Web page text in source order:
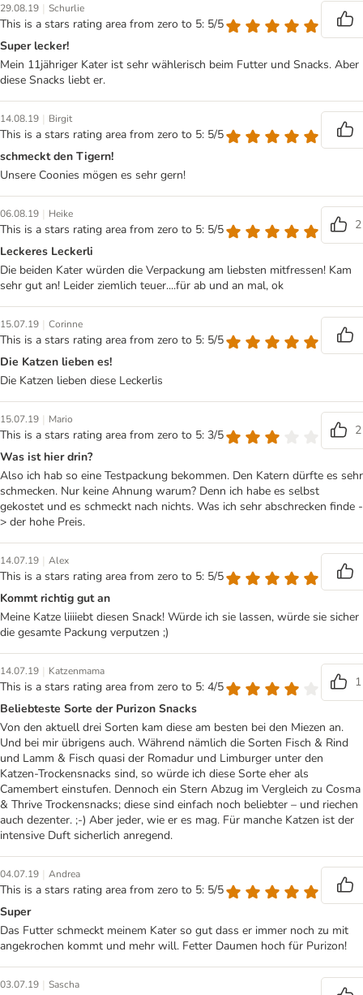
29.08.19 | Schurlie
This is a stars rating area from zero to 5: 5/5
Super lecker!
Mein 11jähriger Kater ist sehr wählerisch beim Futter und Snacks. Aber
diese Snacks liebt er.
14.08.19 | Birgit
This is a stars rating area from zero to 5: 5/5
schmeckt den Tigern!
Unsere Coonies mögen es sehr gern!
06.08.19 | Heike
This is a stars rating area from zero to 5: 5/5
2
Leckeres Leckerli
Die beiden Kater würden die Verpackung am liebsten mitfressen! Kam
sehr gut an! Leider ziemlich teuer....für ab und an mal, ok
15.07.19 | Corinne
This is a stars rating area from zero to 5: 5/5
Die Katzen lieben es!
Die Katzen lieben diese Leckerlis
15.07.19 | Mario
This is a stars rating area from zero to 5: 3/5
2
Was ist hier drin?
Also ich hab so eine Testpackung bekommen. Den Katern dürfte es sehr
schmecken. Nur keine Ahnung warum? Denn ich habe es selbst
gekostet und es schmeckt nach nichts. Was ich sehr abschrecken finde -
> der hohe Preis.
14.07.19 | Alex
This is a stars rating area from zero to 5: 5/5
Kommt richtig gut an
Meine Katze liiiiebt diesen Snack! Würde ich sie lassen, würde sie sicher
die gesamte Packung verputzen ;)
14.07.19 | Katzenmama
This is a stars rating area from zero to 5: 4/5
1
Beliebteste Sorte der Purizon Snacks
Von den aktuell drei Sorten kam diese am besten bei den Miezen an.
Und bei mir übrigens auch. Während nämlich die Sorten Fisch & Rind
und Lamm & Fisch quasi der Romadur und Limburger unter den
Katzen-Trockensnacks sind, so würde ich diese Sorte eher als
Camembert einstufen. Dennoch ein Stern Abzug im Vergleich zu Cosma
& Thrive Trockensnacks; diese sind einfach noch beliebter – und riechen
auch dezenter. ;-) Aber jeder, wie er es mag. Für manche Katzen ist der
intensive Duft sicherlich anregend.
04.07.19 | Andrea
This is a stars rating area from zero to 5: 5/5
Super
Das Futter schmeckt meinem Kater so gut dass er immer noch zu mit
angekrochen kommt und mehr will. Fetter Daumen hoch für Purizon!
03.07.19 | Sascha